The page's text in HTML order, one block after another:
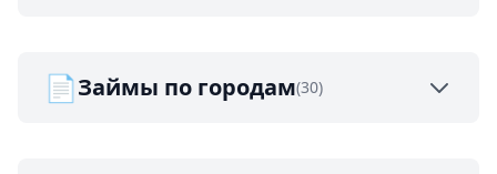
📄Займы по городам(30)